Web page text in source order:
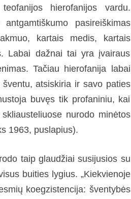
hierofanijos vardu.
pasireiškimas
kartais medis, kartais
Labai dažnai tai yra įvairaus
Tačiau hierofanija labai
atsiskiria ir savo paties
buvęs tik profaniniu, kai
nurodo minėtos
1963, puslapius).
taip glaudžiai susijusios su
buities lygius. „Kiekvienoje
koegzistencija: šventybės